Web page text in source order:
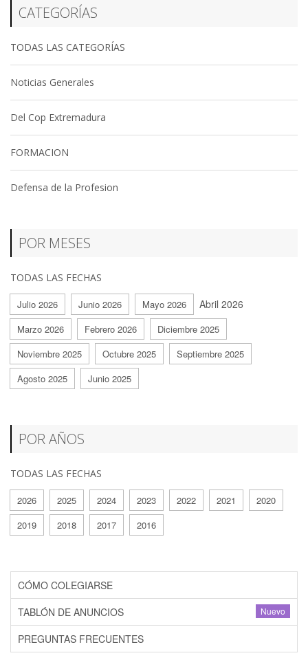
CATEGORÍAS
TODAS LAS CATEGORÍAS
Noticias Generales
Del Cop Extremadura
FORMACION
Defensa de la Profesion
POR MESES
TODAS LAS FECHAS
Julio 2026 Junio 2026 Mayo 2026 Abril 2026
Marzo 2026 Febrero 2026
Diciembre 2025
Noviembre 2025
Octubre 2025
Septiembre 2025
Agosto 2025
Junio 2025
POR AÑOS
TODAS LAS FECHAS
2026 2025 2024 2023 2022 2021
2020
2019
2018 2017 2016
CÓMO COLEGIARSE
Nuevo
TABLÓN DE ANUNCIOS
PREGUNTAS FRECUENTES